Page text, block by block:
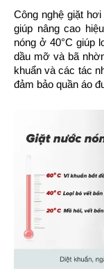
Công nghệ giặt
giúp nâng cao
nóng ở 40°C giúp
dầu mỡ và bã
khuẩn và các tác
đảm bảo quần áo